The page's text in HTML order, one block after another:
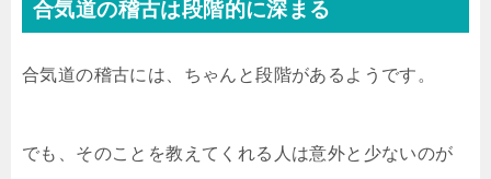
合気道の稽古は段階的に深まる
合気道の稽古には、ちゃんと段階があるようです。
でも、そのことを教えてくれる人は意外と少ないのが